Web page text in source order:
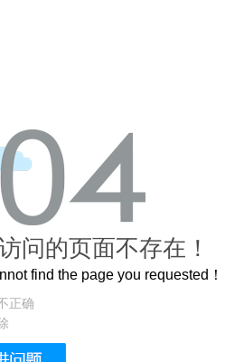
问的页面不存在！
find the page you requested！
正确